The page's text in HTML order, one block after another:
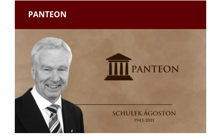
PANTEON